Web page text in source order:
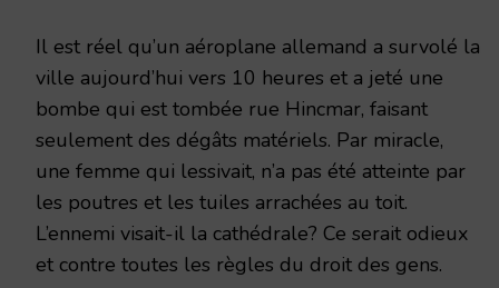
Il est réel qu’un aéroplane allemand a survolé la
ville aujourd’hui vers 10 heures et a jeté une
bombe qui est tombée rue Hincmar, faisant
seulement des dégâts matériels. Par miracle,
une femme qui lessivait, n’a pas été atteinte par
les poutres et les tuiles arrachées au toit.
L’ennemi visait-il la cathédrale? Ce serait odieux
et contre toutes les règles du droit des gens.